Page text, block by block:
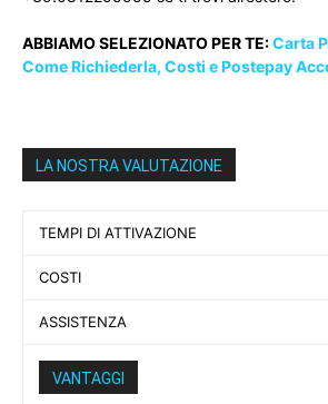
ABBIAMO SELEZIONATO PER TE:Carta
Come Richiederla, Costi e Postepay
LA NOSTRA VALUTAZIONE
TEMPI DI ATTIVAZIONE
COSTI
ASSISTENZA
VANTAGGI